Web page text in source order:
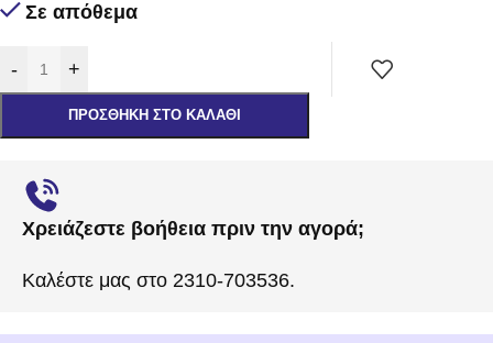
Σε απόθεμα
- +
ΠΡΟΣΘΉΚΗ ΣΤΟ ΚΑΛΆΘΙ
Χρειάζεστε βοήθεια πριν την αγορά;
Καλέστε μας στο 2310-703536.